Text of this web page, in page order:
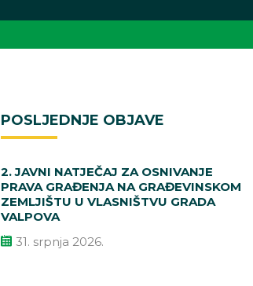
POSLJEDNJE OBJAVE
2. JAVNI NATJEČAJ ZA OSNIVANJE
PRAVA GRAĐENJA NA GRAĐEVINSKOM
ZEMLJIŠTU U VLASNIŠTVU GRADA
VALPOVA
31. srpnja 2026.